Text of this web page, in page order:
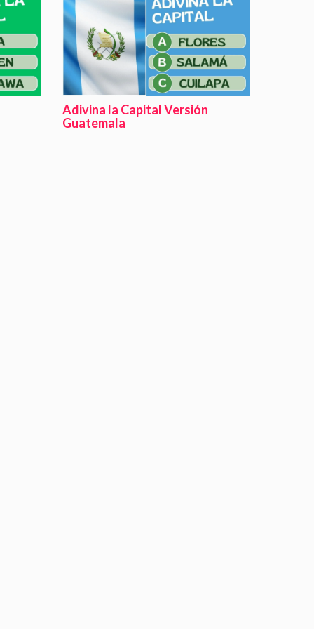
Adivina la Capital Versión
Guatemala